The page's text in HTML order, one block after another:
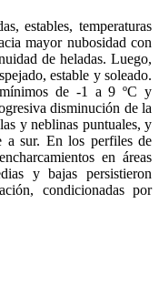
estables, temperaturas
mayor nubosidad con
de heladas. Luego,
estable y soleado.
de -1 a 9 ºC y
disminución de la
y neblinas puntuales, y
a sur. En los perfiles de
en áreas
y bajas persistieron
condicionadas por